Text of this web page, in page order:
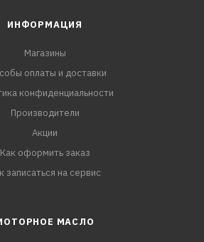
ИНФОРМАЦИЯ
Магазины
оплаты и доставки
конфиденциальности
Производители
Акции
Как оформить заказ
записаться на сервис
МАСЛО